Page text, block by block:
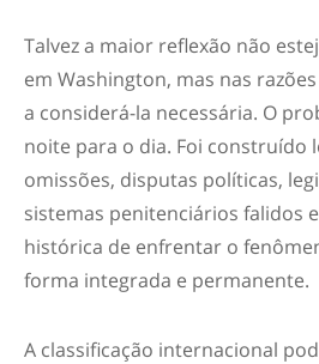
Talvez a maior reflexão não
em Washington, mas nas
a considerá-la necessária. O
noite para o dia. Foi construído
omissões, disputas políticas,
sistemas penitenciários falidos
histórica de enfrentar o
forma integrada e permanente.
A classificação internacional